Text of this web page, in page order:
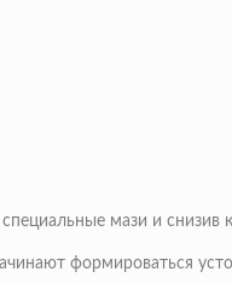
мази и снизив
формироваться